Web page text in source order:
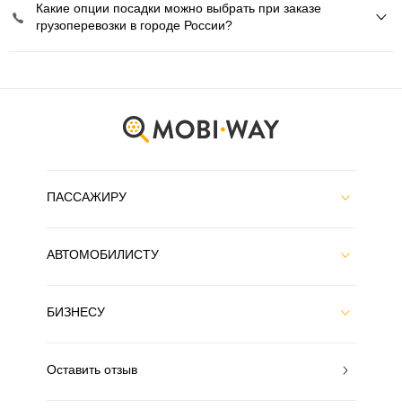
Какие опции посадки можно выбрать при заказе
грузоперевозки в городе России?
ПАССАЖИРУ
АВТОМОБИЛИСТУ
БИЗНЕСУ
Оставить отзыв